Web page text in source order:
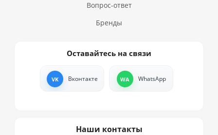
Вопрос-ответ
Бренды
Оставайтесь на связи
Вконтакте WhatsApp
Наши контакты